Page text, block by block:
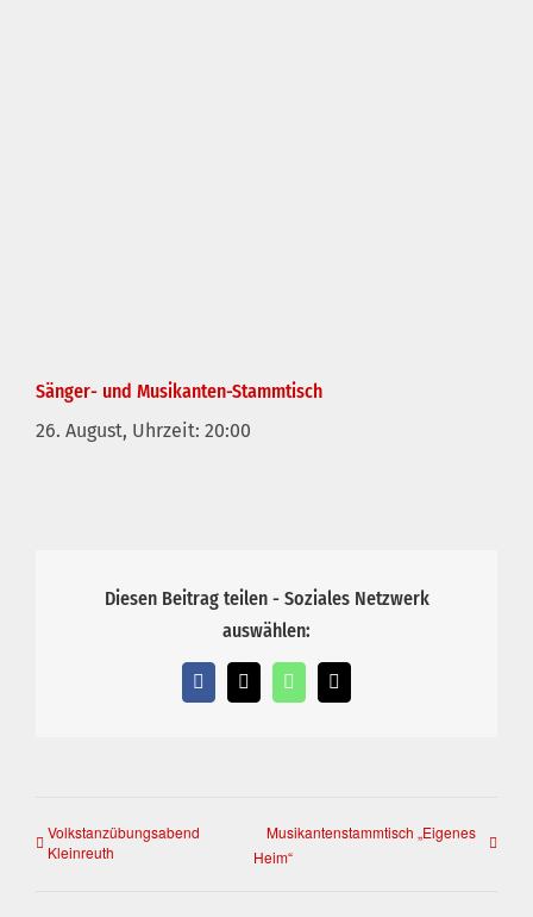
Sänger- und Musikanten-Stammtisch
26. August, Uhrzeit: 20:00
Diesen Beitrag teilen - Soziales Netzwerk
auswählen:
Facebook
X WhatsApp
E-
Mail
Volkstanzübungsabend
Kleinreuth
Musikantenstammtisch „Eigenes
Heim“